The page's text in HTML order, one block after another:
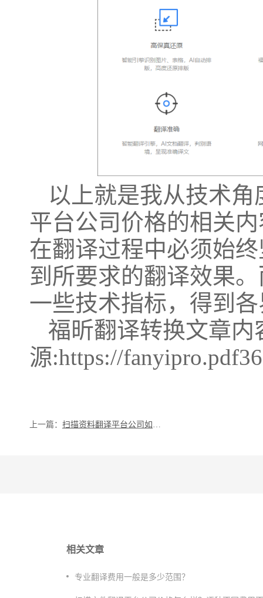
以上就是我从技术
平台公司价格的相关
在翻译过程中必须始
到所要求的翻译效果
一些技术指标，得到
福昕翻译转换文章内
源:https://
上一篇： ​扫描资料翻译平台公司如何扫描文档？
相关文章
专业翻译费用一般是多少范围？